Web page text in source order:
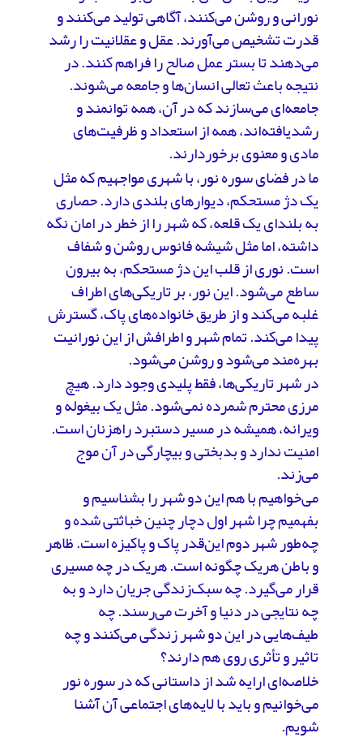
نورانی و روشن می‌کنند، آگاهی تولید می‌کنند و
قدرت تشخیص می‌آورند. عقل و عقلانیت را رشد
می‌دهند تا بستر عمل صالح را فراهم کنند. در
نتیجه باعث تعالی انسان‌ها و جامعه می‌شوند.
جامعه‌ای می‌سازند که در آن، همه توانمند و
رشدیافته‌اند، همه از استعداد و ظرفیت‌های
مادی و معنوی برخوردارند.
ما در فضای سوره نور، با شهری مواجهیم که مثل
یک دژ مستحکم، دیوارهای بلندی دارد. حصاری
به بلندای یک قلعه، که شهر را از خطر در امان نگه
داشته، اما مثل شیشه فانوس روشن و شفاف
است. نوری از قلب این دژ مستحکم، به بیرون
ساطع می‌شود. این نور، بر تاریکی‌های اطراف
غلبه می‌کند و از طریق خانواده‌های پاک، گسترش
پیدا می‌کند. تمام شهر و اطرافش از این نورانیت
بهره‌مند می‌شود و روشن‌ می‌شود.
در شهر تاریکی‌ها، فقط پلیدی وجود دارد. هیچ
مرزی محترم شمرده نمی‌شود. مثل یک بیغوله و
ویرانه، همیشه در مسیر دستبرد راهزنان است.
امنیت ندارد و بدبختی و بیچارگی در آن موج
می‌زند.
می‌خواهیم با هم این دو شهر را بشناسیم و
بفهمیم چرا شهر اول دچار چنین خباثتی شده و
چه‌طور شهر دوم این‌قدر پاک و پاکیزه است. ظاهر
و باطن هریک چگونه است. هریک در چه مسیری
قرار می‌گیرد. چه سبک‌زندگی جریان دارد و به
چه نتایجی در دنیا و آخرت می‌رسند. چه
طیف‌هایی در این دو شهر زندگی می‌کنند و چه
تاثیر و تأثری روی هم دارند؟
خلاصه‌ای ارایه شد از داستانی که در سوره نور
می‌خوانیم و باید با لایه‌های اجتماعی آن آشنا
شویم.